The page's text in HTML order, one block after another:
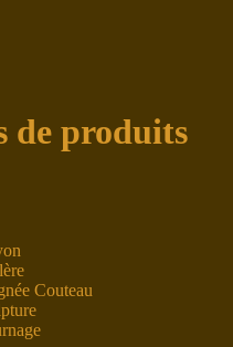
de produits
Couteau